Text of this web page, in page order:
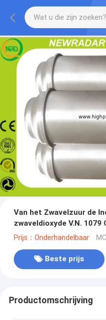
Van het Zwavelzuur de
zwaveldioxyde V.N.
Prijs：Onderhandelbaar
Beste prijs
Productomschrijving